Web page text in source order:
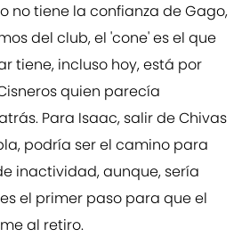
no tiene la confianza de Gago,
del club, el 'cone' es el que
tiene, incluso hoy, está por
quien parecía
Para Isaac, salir de Chivas
podría ser el camino para
inactividad, aunque, sería
el primer paso para que el
al retiro.